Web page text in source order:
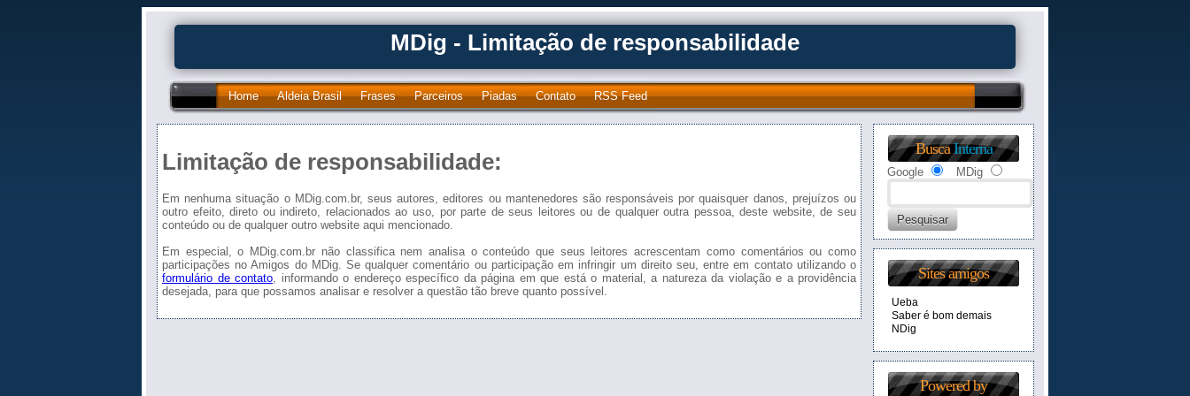
MDig - Limitação de responsabilidade
Home Aldeia Brasil Frases Parceiros Piadas Contato RSS Feed
Limitação de responsabilidade:
Em nenhuma situação o MDig.com.br, seus autores, editores ou mantenedores são responsáveis por quaisquer danos, prejuízos ou
outro efeito, direto ou indireto, relacionados ao uso, por parte de seus leitores ou de qualquer outra pessoa, deste website, de seu
conteúdo ou de qualquer outro website aqui mencionado.
Em especial, o MDig.com.br não classifica nem analisa o conteúdo que seus leitores acrescentam como comentários ou como
participações no Amigos do MDig. Se qualquer comentário ou participação em infringir um direito seu, entre em contato utilizando o
formulário de contato , informando o endereço específico da página em que está o material, a natureza da violação e a providência
desejada, para que possamos analisar e resolver a questão tão breve quanto possível.
BuscaInterna
Google MDig
Sites amigos
Ueba
Saber é bom demais
NDig
Powered by